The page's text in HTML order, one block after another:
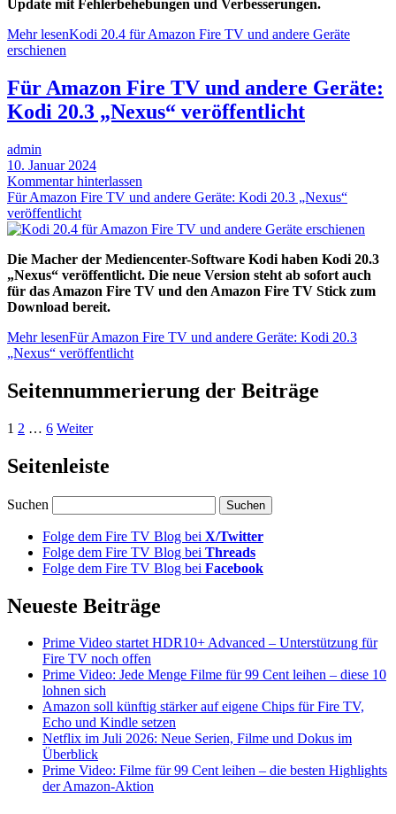
Update mit Fehlerbehebungen und Verbesserungen.
Mehr lesenKodi 20.4 für Amazon Fire TV und andere Geräte
erschienen
Für Amazon Fire TV und andere Geräte:
Kodi 20.3 „Nexus“ veröffentlicht
admin
10. Januar 2024
Kommentar hinterlassen
Für Amazon Fire TV und andere Geräte: Kodi 20.3 „Nexus“
veröffentlicht
Die Macher der Mediencenter-Software Kodi haben Kodi 20.3
„Nexus“ veröffentlicht. Die neue Version steht ab sofort auch
für das Amazon Fire TV und den Amazon Fire TV Stick zum
Download bereit.
Mehr lesenFür Amazon Fire TV und andere Geräte: Kodi 20.3
„Nexus“ veröffentlicht
Seitennummerierung der Beiträge
1 2 … 6 Weiter
Seitenleiste
Suchen
Folge dem Fire TV Blog bei X/Twitter
Folge dem Fire TV Blog bei Threads
Folge dem Fire TV Blog bei Facebook
Neueste Beiträge
Prime Video startet HDR10+ Advanced – Unterstützung für
Fire TV noch offen
Prime Video: Jede Menge Filme für 99 Cent leihen – diese 10
lohnen sich
Amazon soll künftig stärker auf eigene Chips für Fire TV,
Echo und Kindle setzen
Netflix im Juli 2026: Neue Serien, Filme und Dokus im
Überblick
Prime Video: Filme für 99 Cent leihen – die besten Highlights
der Amazon-Aktion